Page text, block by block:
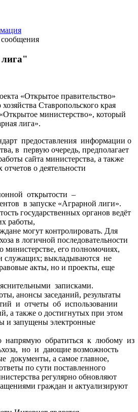
«Открытое правительство»
Ставропольского края
министерство», который
лига».
предоставления информации о
в первую очередь, предполагает
сайта министерства, а также
о деятельности
открытости –
в запуске «Аграрной лиги».
государственных органов ведёт
работы,
могут контролировать. Для
в логичной последовательности
министерстве, его полномочиях,
служащих; выкладываются не
акты, но и проекты, еще
записками.
анонсы заседаний, результаты
и отчеты об использовании
а также о достигнутых при этом
и запущены электронные
напрямую обратиться к любому из
но и дающие возможность
документы, а самое главное,
по сути поставленного
регулярно обновляют
граждан и актуализируют